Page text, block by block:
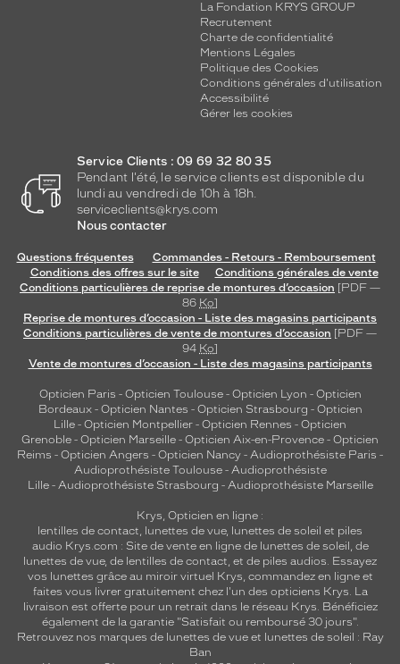
La Fondation KRYS GROUP
Recrutement
Charte de confidentialité
Mentions Légales
Politique des Cookies
Conditions générales d'utilisation
Accessibilité
Gérer les cookies
Service Clients : 09 69 32 80 35
Pendant l'été, le service clients est disponible du
lundi au vendredi de 10h à 18h.
serviceclients@krys.com
Nous contacter
Questions fréquentes
Commandes - Retours - Remboursement
Conditions des offres sur le site
Conditions générales de vente
Conditions particulières de reprise de montures d’occasion [PDF —
86 Ko]
Reprise de montures d’occasion - Liste des magasins participants
Conditions particulières de vente de montures d’occasion [PDF —
94 Ko]
Vente de montures d’occasion - Liste des magasins participants
Opticien Paris - Opticien Toulouse- Opticien Lyon - Opticien
Bordeaux- Opticien Nantes - Opticien Strasbourg - Opticien
Lille - Opticien Montpellier - Opticien Rennes - Opticien
Grenoble - Opticien Marseille - Opticien Aix-en-Provence - Opticien
Reims - Opticien Angers - Opticien Nancy - Audioprothésiste Paris -
Audioprothésiste Toulouse- Audioprothésiste
Lille- Audioprothésiste Strasbourg - Audioprothésiste Marseille
Krys, Opticien en ligne :
lentilles de contact, lunettes de vue, lunettes de soleil et piles
audio Krys.com : Site de vente en ligne de lunettes de soleil, de
lunettes de vue, de lentilles de contact, et de piles audios. Essayez
vos lunettes grâce au miroir virtuel Krys, commandez en ligne et
faites vous livrer gratuitement chez l'un des opticiens Krys. La
livraison est offerte pour un retrait dans le réseau Krys. Bénéficiez
également de la garantie "Satisfait ou remboursé 30 jours".
Retrouvez nos marques de lunettes de vue et lunettes de soleil : Ray
Ban